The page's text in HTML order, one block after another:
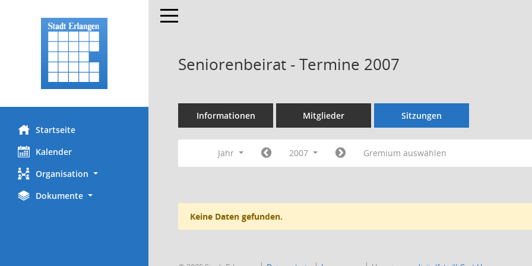
Startseite
Kalender
Organisation
Dokumente
Toggle navigation
Seniorenbeirat - Termine 2007
Informationen Mitglieder Sitzungen
Jahr 2007 Gremium auswählen
Keine Daten gefunden.